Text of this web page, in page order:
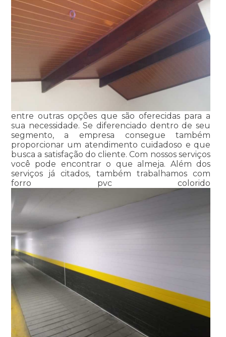
entre outras opções que são oferecidas para a
sua necessidade. Se diferenciado dentro de seu
segmento, a empresa consegue também
proporcionar um atendimento cuidadoso e que
busca a satisfação do cliente. Com nossos serviços
você pode encontrar o que almeja. Além dos
serviços já citados, também trabalhamos com
forro pvc colorido